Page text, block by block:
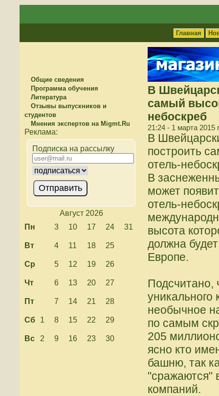
Главная
Общие сведения
Программа обучения
Литература
Отзывы выпускников и
студентов
Мнения экспертов на Migmt.Ru
Подписка на рассылку
Август 2026
Пн
3 10 17 24 31
Вт 4 11 18 25
Ср 5 12 19 26
Чт 6 13 20 27
Пт 7 14 21 28
Сб 1 8 15 22 29
Вс 2 9 16 23 30
В
самый
небоскреб
21:24 - 1 марта 2015
В
построить
отель-
В
может
отель-
высота
должна
Европе.
Подсчитано,
уникального
необычное
по самым
205
ясно кто
башню, так
"сражаются"
компаний.